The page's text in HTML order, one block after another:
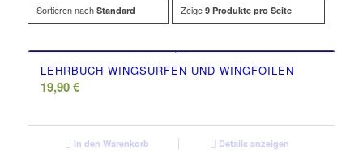
Sortieren nach Standard Zeige 9 Produkte pro Seite
LEHRBUCH WINGSURFEN UND WINGFOILEN
19,90€
In den Warenkorb Details anzeigen